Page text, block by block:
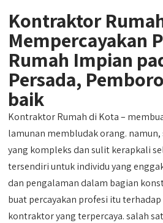
Kontraktor
Mempercayakan
Rumah Impian
Persada,
baik
Kontraktor Rumah di Kota –
lamunan membludak orang.
yang kompleks dan sulit kerapkali
tersendiri untuk individu yang
dan pengalaman dalam bagian
buat percayakan profesi itu
kontraktor yang terpercaya. salah